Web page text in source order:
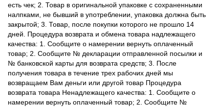
есть чек; 2. Товар в оригинальной упаковке с сохраненными
налпками, не бывший в употреблении, упаковка должна быть
закрытой; 3. Товар, после покупки которого не прошло 14
дней. Процедура возврата и обмена товара надлежащего
качества: 1. Сообщите о намерении вернуть оплаченный
товар; 2. Сообщите № декларации отправленной посылки и
№ банковской карты для возврата средств; 3. После
получения товара в течение трех рабочих дней мы
возвращаем Вам деньги или другой товар Процедура
возврата товара Ненадлежащего качества: 1. Сообщите о
намерении вернуть оплаченный товар; 2. Сообщите №